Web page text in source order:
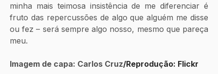
minha mais teimosa insistência de me diferenciar é
fruto das repercussões de algo que alguém me disse
ou fez – será sempre algo nosso, mesmo que pareça
meu.
Imagem de capa: Carlos Cruz/Reprodução: Flickr